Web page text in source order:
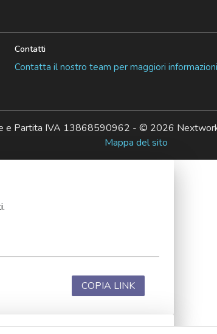
Contatti
Contatta il nostro team per maggiori informazioni
e Partita IVA 13868590962 - © 2026
Mappa del sito
COPIA LINK